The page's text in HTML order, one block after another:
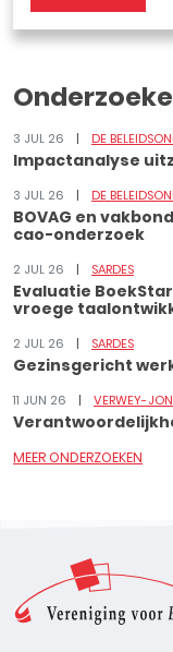
3 JUL 26 DE
Impactanalyse
3 JUL 26 DE
BOVAG en
cao-onderzoek
2 JUL 26 SARDES
Evaluatie
vroege
2 JUL 26 SARDES
Gezinsgericht
11 JUN 26 VERWEY-
MEER ONDERZOEKEN